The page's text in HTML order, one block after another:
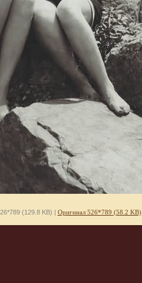
(129.8 KB) | Оригинал 526*789 (58.2 KB)